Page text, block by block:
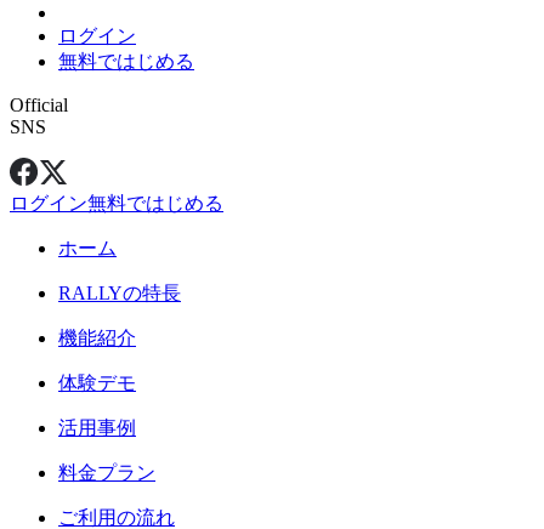
ログイン
無料ではじめる
Official
SNS
ログイン無料ではじめる
ホーム
RALLYの特長
機能紹介
体験デモ
活用事例
料金プラン
ご利用の流れ